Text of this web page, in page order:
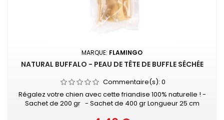
MARQUE: FLAMINGO
NATURAL BUFFALO - PEAU DE TÊTE DE BUFFLE SÉCHÉE
Commentaire(s): 0
Régalez votre chien avec cette friandise 100% naturelle ! -
Sachet de 200 gr - Sachet de 400 gr Longueur 25 cm